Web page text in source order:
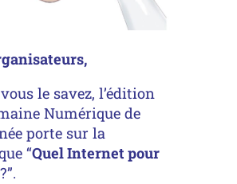
le savez, l’édition
Numérique de
porte sur la
“Quel Internet pour
?”.